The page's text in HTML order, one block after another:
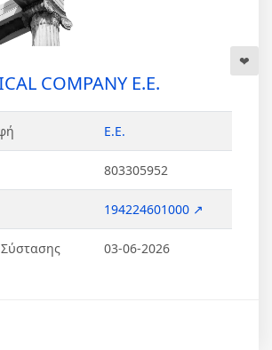
COMPANY Ε.Ε.
Ε.Ε.
803305952
194224601000 ↗
03-06-2026